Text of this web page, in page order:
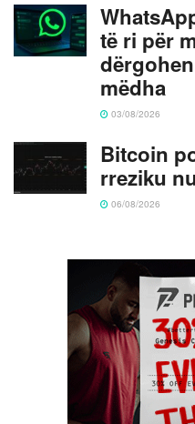
të ri për
mëdha
03/08/2026
Bitcoin
rreziku
06/08/2026